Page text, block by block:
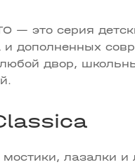
— это серия
и дополненных
двор,
лазалки